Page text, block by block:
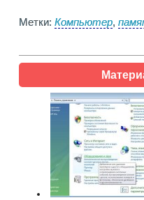
Метки: Компьютер,